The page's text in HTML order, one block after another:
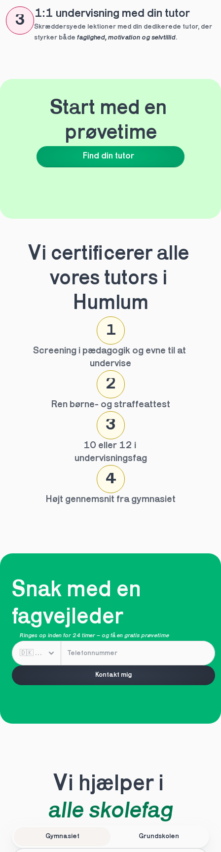
3 1:1 undervisning med din tutor
Skræddersyede lektioner med din dedikerede tutor, der
styrker både faglighed, motivation og selvtillid.
Find din tutor
Start med en
prøvetime
Vi certificerer alle
vores tutors i
Humlum
1
Screening i pædagogik og evne til at
undervise
2
Ren børne- og straffeattest
3
10 eller 12 i
undervisningsfag
4
Højt gennemsnit fra gymnasiet
Snak med en
fagvejleder
Ringes op inden for 24 timer – og få en gratis prøvetime
Kontakt mig
Vi hjælper i
alle skolefag
Gymnasiet Grundskolen